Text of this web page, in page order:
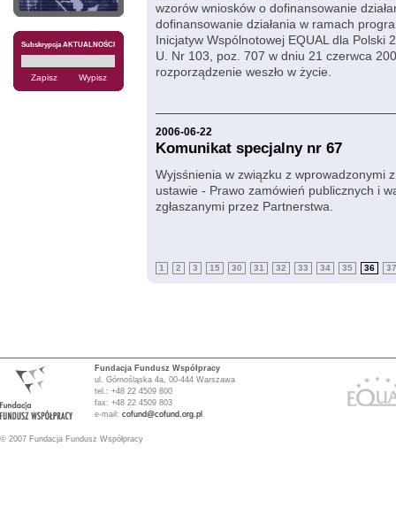
Subskrypcja AKTUALNOŚCI
wzorów wniosków o dofinansowanie
dofinansowanie działania w ramach
Inicjatyw Wspólnotowej EQUAL dla Polski
U. Nr 103, poz. 707 w dniu 21 czerwca
rozporządzenie weszło w życie.
2006-06-22
Komunikat specjalny nr 67
Wyjsśnienia w związku z wprowadzonymi
ustawie - Prawo zamówień publicznych i
zgłaszanymi przez Partnerstwa.
1 2 3 15 30 31 32 33 34 35 36 37
Fundacja Fundusz Współpracy
ul. Górnośląska 4a, 00-444 Warszawa
tel.: +48 22 4509 800
fax: +48 22 4509 803
e-mail: cofund@cofund.org.pl
© 2007 Fundacja Fundusz Współpracy